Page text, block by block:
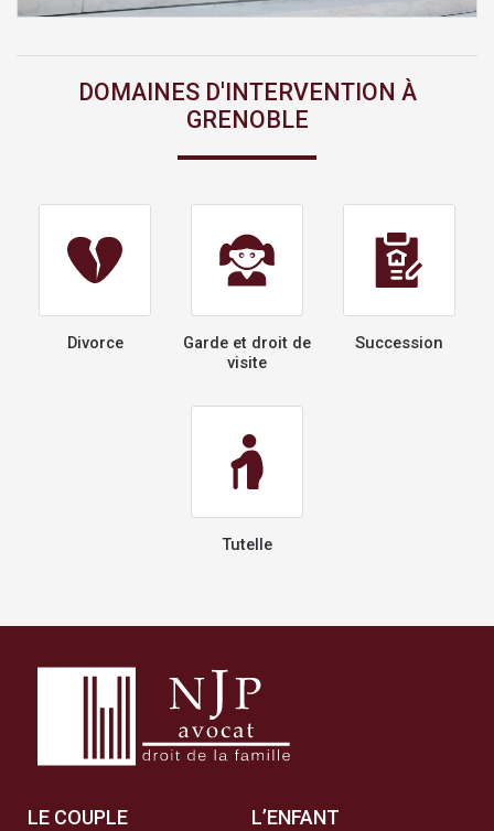
DOMAINES D'INTERVENTION À
GRENOBLE
Divorce
Garde et droit de
visite
Succession
Tutelle
LE COUPLE L’ENFANT